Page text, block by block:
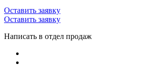
Оставить заявку
Оставить заявку
Написать в отдел продаж